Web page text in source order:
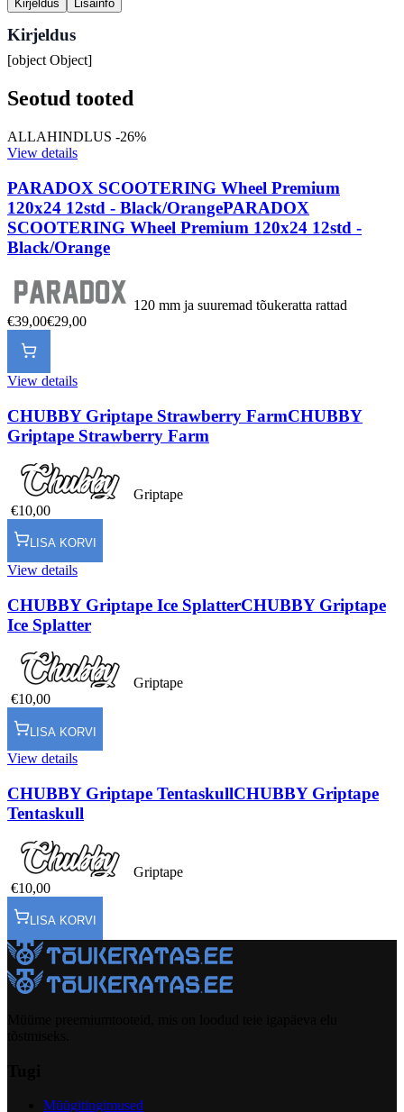
Kirjeldus Lisainfo
Kirjeldus
[object Object]
Seotud tooted
ALLAHINDLUS -26%
View details
PARADOX SCOOTERING Wheel Premium
120x24 12std - Black/OrangePARADOX
SCOOTERING Wheel Premium 120x24 12std -
Black/Orange
120 mm ja suuremad tõukeratta rattad
€39,00€29,00
View details
CHUBBY Griptape Strawberry FarmCHUBBY
Griptape Strawberry Farm
Griptape
€10,00
LISA KORVI
View details
CHUBBY Griptape Ice SplatterCHUBBY Griptape
Ice Splatter
Griptape
€10,00
LISA KORVI
View details
CHUBBY Griptape TentaskullCHUBBY Griptape
Tentaskull
Griptape
€10,00
LISA KORVI
Müügitingimused